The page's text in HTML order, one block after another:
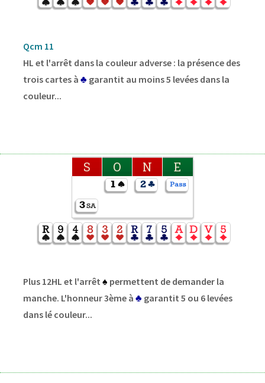
Qcm 11
HL et l'arrêt dans la couleur adverse : la présence des
trois cartes à ♣ garantit au moins 5 levées dans la
couleur...
S O N E
Plus 12HL et l'arrêt ♠ permettent de demander la
manche. L'honneur 3ème à ♣ garantit 5 ou 6 levées
dans lé couleur...